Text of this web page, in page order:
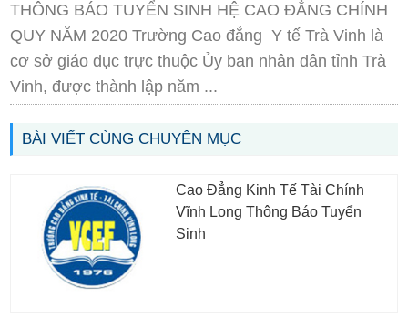
THÔNG BÁO TUYỂN SINH HỆ CAO ĐẲNG CHÍNH
QUY NĂM 2020 Trường Cao đẳng Y tế Trà Vinh là
cơ sở giáo dục trực thuộc Ủy ban nhân dân tỉnh Trà
Vinh, được thành lập năm ...
BÀI VIẾT CÙNG CHUYÊN MỤC
Cao Đẳng Kinh Tế Tài Chính
Vĩnh Long Thông Báo Tuyển
Sinh